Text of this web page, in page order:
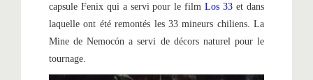
capsule Fenix ​​qui a servi pour le film Los 33 et dans
laquelle ont été remontés les 33 mineurs chiliens. La
Mine de Nemocón a servi de décors naturel pour le
tournage.